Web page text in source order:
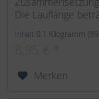
Die Lauflänge
Inhalt 0.1 Kilogramm
Merken